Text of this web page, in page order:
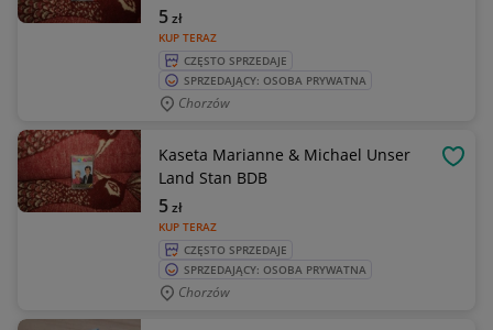
KUP TERAZ
5zł
CZĘSTO SPRZEDAJE
SPRZEDAJĄCY: OSOBA PRYWATNA
Chorzów
Kaseta Marianne & Michael Unser
Land Stan BDB
KUP TERAZ
5zł
CZĘSTO SPRZEDAJE
SPRZEDAJĄCY: OSOBA PRYWATNA
Chorzów